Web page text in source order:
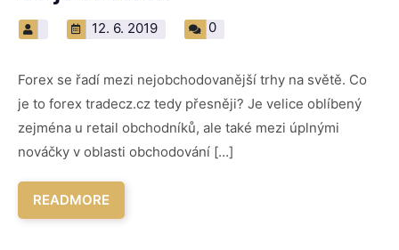
12. 6. 2019 0
Forex se řadí mezi nejobchodovanější trhy na světě. Co
je to forex tradecz.cz tedy přesněji? Je velice oblíbený
zejména u retail obchodníků, ale také mezi úplnými
nováčky v oblasti obchodování […]
READMORE